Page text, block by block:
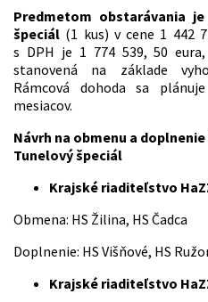
Predmetom obstarávania
špeciál (1 kus) v cene 1 442
s DPH je 1 774 539, 50
stanovená na základe
Rámcová dohoda sa
mesiacov.
Návrh na obmenu a
Tunelový špeciál
Krajské riaditeľstvo
Obmena: HS Žilina, HS Čadca
Doplnenie: HS Višňové, HS
Krajské riaditeľstvo